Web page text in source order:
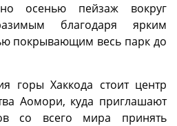
осенью пейзаж вокруг
благодаря ярким
покрывающим весь парк до
горы Хаккода стоит центр
Аомори, куда приглашают
со всего мира принять